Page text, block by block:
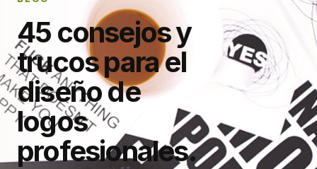
45 consejos y
trucos para el
diseño de
logos
profesionales.